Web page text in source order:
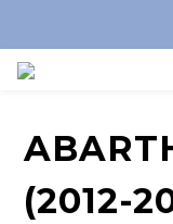
(2012-